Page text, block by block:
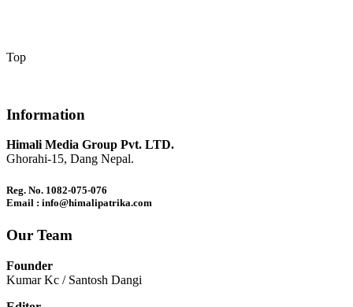
Top
Information
Himali Media Group Pvt. LTD.
Ghorahi-15, Dang Nepal.
Reg. No. 1082-075-076
Email : info@himalipatrika.com
Our Team
Founder
Kumar Kc / Santosh Dangi